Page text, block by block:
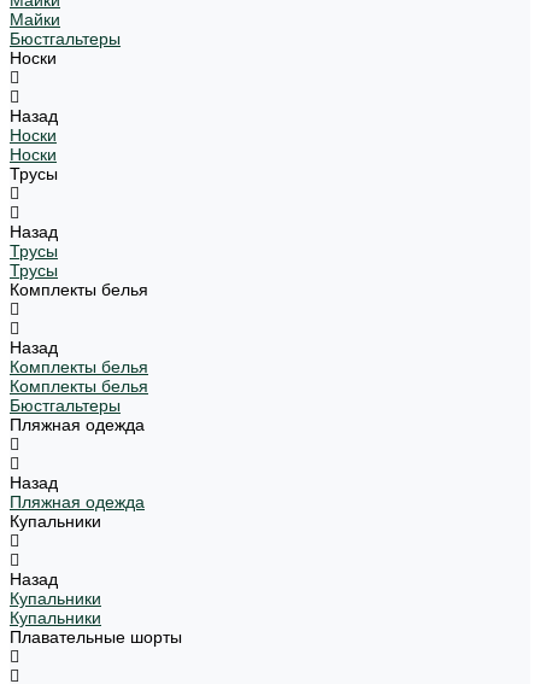
Майки
Бюстгальтеры
Носки
Назад
Носки
Носки
Трусы
Назад
Трусы
Трусы
Комплекты белья
Назад
Комплекты белья
Комплекты белья
Бюстгальтеры
Пляжная одежда
Назад
Пляжная одежда
Купальники
Назад
Купальники
Купальники
Плавательные шорты